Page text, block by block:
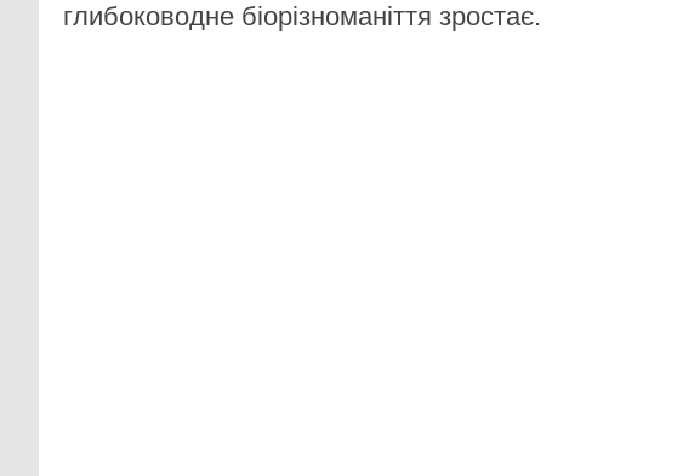
глибоководне біорізноманіття зростає.